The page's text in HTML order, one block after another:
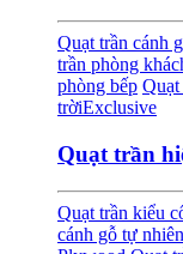
Quạt trần cánh
trần phòng
phòng bếp Quạt
trờiExclusive
Quạt trần
Quạt trần kiểu
cánh gỗ tự nhiên